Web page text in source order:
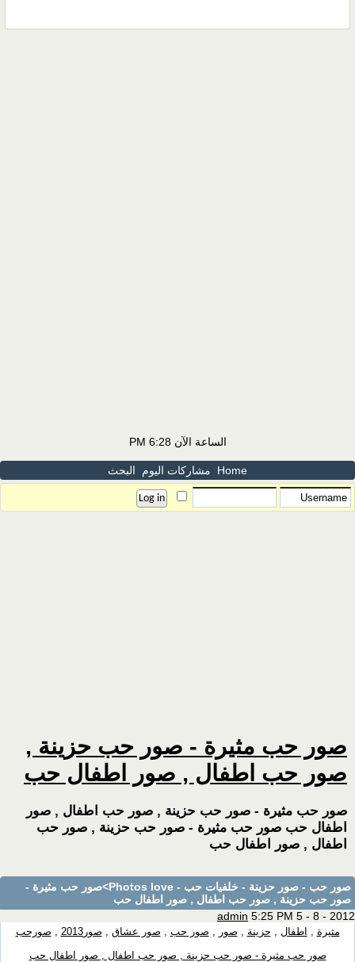
الساعة الآن6:28 PM
Home مشاركات اليوم البحث
صور حب مثيرة - صور حب حزينة ,
صور حب اطفال , صور اطفال حب
صور حب مثيرة - صور حب حزينة , صور حب اطفال , صور
اطفال حب صور حب مثيرة - صور حب حزينة , صور حب
اطفال , صور اطفال حب
صور حب - صور حزينة - خلفيات حب - Photos love
>صور حب مثيرة -
صور حب حزينة , صور حب اطفال , صور اطفال حب
admin 5:25 PM 5 - 8 - 2012
مثيرة , اطفال , حزينة , صور , صور حب , صور عشاق , صور2013 , صورحب
صور حب مثيرة - صور حب حزينة , صور حب اطفال , صور اطفال حب